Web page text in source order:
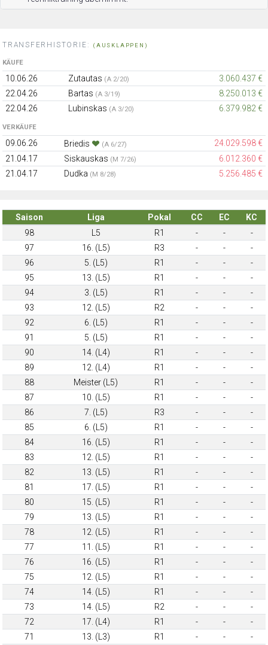
TRANSFERHISTORIE: (AUSKLAPPEN)
KÄUFE
10.06.26 Zutautas (A 2/20)
3.060.437 €
22.04.26
Bartas (A 3/19)
8.250.013 €
22.04.26
Lubinskas (A 3/20) 6.379.982 €
VERKÄUFE
09.06.26 Briedis (A 6/27)
24.029.598 €
21.04.17
Siskauskas (M 7/26)
6.012.360 €
21.04.17
Dudka (M 8/28) 5.256.485 €
Saison Liga Pokal CC EC
KC
98
L5 R1 - -
-
97
16. (L5) R3 - -
-
96
5. (L5) R1 - -
-
95
13. (L5) R1 - -
-
94
3. (L5) R1 - -
-
93
12. (L5) R2 - -
-
92
6. (L5) R1 - -
-
91
5. (L5) R1 - -
-
90
14. (L4) R1 - -
-
89
12. (L4) R1 - -
-
88
Meister (L5) R1 - -
-
87
10. (L5) R1 - -
-
86
7. (L5) R3 - -
-
85
6. (L5) R1 - -
-
84
16. (L5) R1 - -
-
83
12. (L5) R1 - -
-
82
13. (L5) R1 - -
-
81
17. (L5) R1 - -
-
80
15. (L5) R1 - -
-
79
13. (L5) R1 - -
-
78
12. (L5) R1 - -
-
77
11. (L5) R1 - -
-
76
16. (L5) R1 - -
-
75
12. (L5) R1 - -
-
74
14. (L5) R1 - -
-
73
14. (L5) R2 - -
-
72
17. (L4) R1 - -
-
71
13. (L3) R1 - -
-